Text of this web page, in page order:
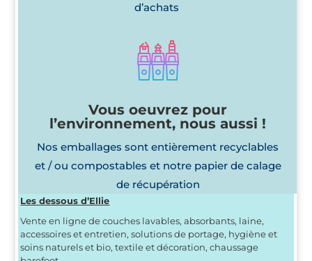
d’achats
Vous oeuvrez pour
l’environnement, nous aussi !
Nos emballages sont entièrement recyclables
et / ou compostables et notre papier de calage
de récupération
Les dessous d’Ellie
Vente en ligne de couches lavables, absorbants, laine,
accessoires et entretien, solutions de portage, hygiène et
soins naturels et bio, textile et décoration, chaussage